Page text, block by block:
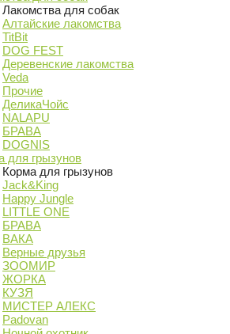
Лакомства для собак
Алтайские лакомства
TitBit
DOG FEST
Деревенские лакомства
Veda
Прочие
ДеликаЧойс
NALAPU
БРАВА
DOGNIS
для грызунов
Корма для грызунов
Jack&King
Happy Jungle
LITTLE ONE
БРАВА
ВАКА
Верные друзья
ЗООМИР
ЖОРКА
КУЗЯ
МИСТЕР АЛЕКС
Padovan